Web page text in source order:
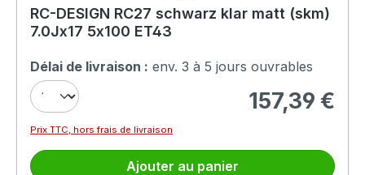
RC-DESIGN RC27 schwarz klar matt (skm)
7.0Jx17 5x100 ET43
Délai de livraison : env. 3 à 5 jours ouvrables
Prix régulier :
157,39 €
Prix TTC, hors frais de livraison
Ajouter au panier